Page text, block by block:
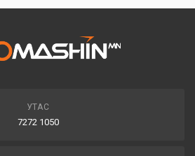
УТАС
7272 1050